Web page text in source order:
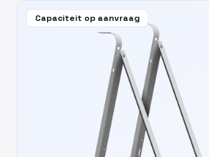
Capaciteit op aanvraag